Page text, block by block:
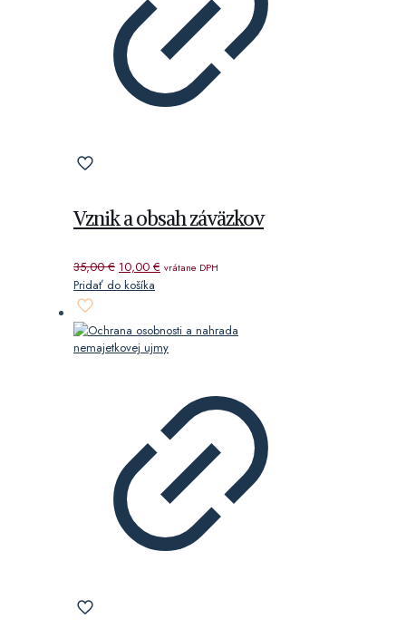
Vznik a obsah záväzkov
35,00€ Pôvodná
cena
10,00 € Aktuálna
vrátane DPH
Pridať do košíka